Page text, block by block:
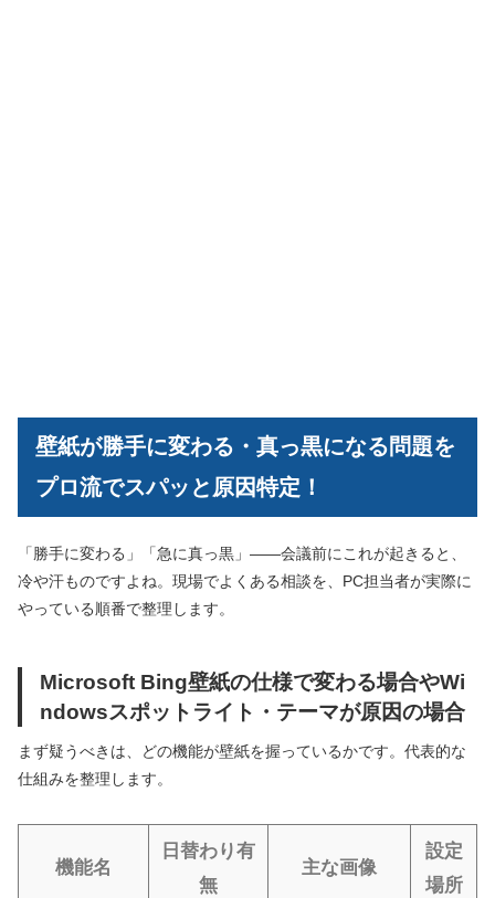
壁紙が勝手に変わる・真っ黒になる問題を
プロ流でスパッと原因特定！
「勝手に変わる」「急に真っ黒」――会議前にこれが起きると、
冷や汗ものですよね。現場でよくある相談を、PC担当者が実際に
やっている順番で整理します。
Microsoft Bing壁紙の仕様で変わる場合やWi
ndowsスポットライト・テーマが原因の場合
まず疑うべきは、どの機能が壁紙を握っているかです。代表的な
仕組みを整理します。
機能名
日替わり有
無
主な画像
設定
場所